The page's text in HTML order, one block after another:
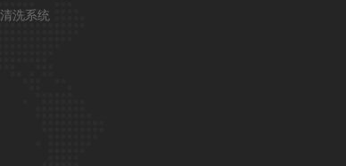
洗系统